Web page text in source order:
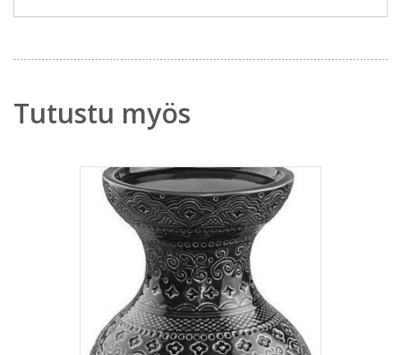
Tutustu myös